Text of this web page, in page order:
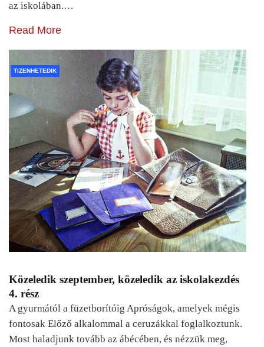
az iskolában.…
Read More
TIZENHETEDIK
Közeledik szeptember, közeledik az iskolakezdés
4. rész
A gyurmától a füzetborítóig Apróságok, amelyek mégis
fontosak Előző alkalommal a ceruzákkal foglalkoztunk.
Most haladjunk tovább az ábécében, és nézzük meg,